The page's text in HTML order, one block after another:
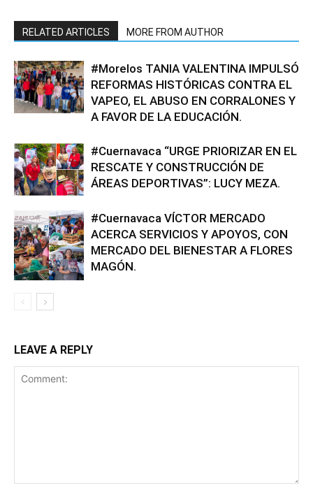
RELATED ARTICLES MORE FROM AUTHOR
#Morelos TANIA VALENTINA IMPULSÓ
REFORMAS HISTÓRICAS CONTRA EL
VAPEO, EL ABUSO EN CORRALONES Y
A FAVOR DE LA EDUCACIÓN.
#Cuernavaca “URGE PRIORIZAR EN EL
RESCATE Y CONSTRUCCIÓN DE
ÁREAS DEPORTIVAS”: LUCY MEZA.
#Cuernavaca VÍCTOR MERCADO
ACERCA SERVICIOS Y APOYOS, CON
MERCADO DEL BIENESTAR A FLORES
MAGÓN.
LEAVE A REPLY